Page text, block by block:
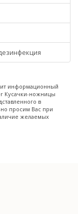
информационный
Кусачки-ножницы
в
просим Вас при
желаемых